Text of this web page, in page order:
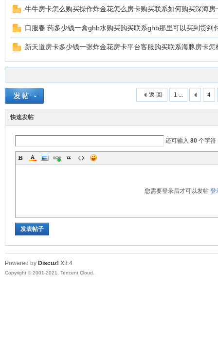
牛牛房卡怎么购买操作炸金花怎么房卡购买联系如何购买深海房
口服春 药多少钱一盒ghb水购买购买联系ghb那里可以买到货到
新天道房卡多少钱一张炸金花房卡平台客服购买联系海豚房卡怎
1 ... 4
返 回
快速发帖
还可输入 80个字符
您需要登录后才可以发帖 登
发表帖子
Powered by Discuz! X3.4
Copyright © 2001-2021, Tencent Cloud.